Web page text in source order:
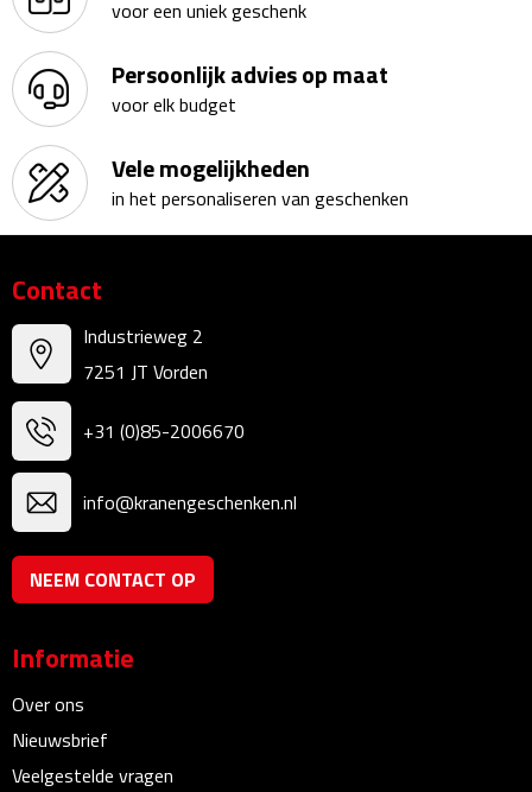
Agenda's & Kalenders
Agenda's
Kalenders
Beurs & Evenementen
Banners
Barmatten
Naambadges & naamkaarthouders
Stickers
Visitekaartjes
Vlaggen
Bureau Toebehoren
Bureauklokken
Bureaulampen
Bureau onderleggers
voor een uniek geschenk
Persoonlijk advies op maat
voor elk budget
Vele mogelijkheden
in het personaliseren van geschenken
Contact
Industrieweg 2
7251 JT Vorden
+31 (0)85-2006670
info@kranengeschenken.nl
NEEM CONTACT OP
Informatie
Over ons
Nieuwsbrief
Veelgestelde vragen